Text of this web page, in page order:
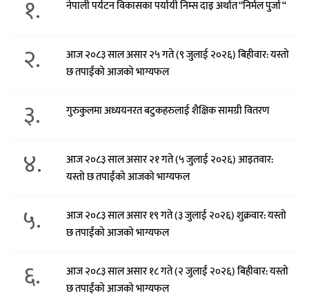
१. नेपाली पर्यटन विकासका पर्यायी निम्स दाइ अर्थात “निर्मल पुर्जा “
२.
आज २०८३ साल असार २५ गते (९ जुलाई २०२६) बिहीवार: यस्तो
छ तपाईंको आजको भाग्यफल
३. गुरुकुलमा अध्ययनरत बटुकहरुलाई शैक्षिक सामग्री वितरण
४.
आज २०८३ साल असार २१ गते (५ जुलाई २०२६) आइतवार:
यस्तो छ तपाईंको आजको भाग्यफल
५.
आज २०८३ साल असार १९ गते (३ जुलाई २०२६) शुक्रवार: यस्तो
छ तपाईंको आजको भाग्यफल
६.
आज २०८३ साल असार १८ गते (२ जुलाई २०२६) बिहीवार: यस्तो
छ तपाईंको आजको भाग्यफल